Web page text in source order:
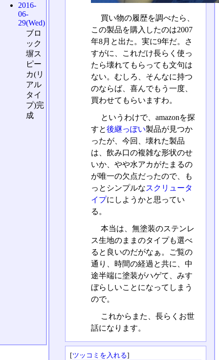
買い物の履歴を調べたら、
この製品を購入したのは2007
年8月と出た。実に9年だ。さ
すがに、これだけ長らく使っ
たら壊れてもらっても文句は
ない。むしろ、そんなに持つ
のならば、喜んでもう一度、
買わせてもらいますわ。
というわけで、amazonを探
すと後継っぽい製品が見つか
ったが、今回、壊れた製品
は、飲み口の複雑な形状のせ
いか、やや水アカがたまるの
が唯一の欠点だったので、も
っとシンプルなスクリュータ
イプにしようかと思ってい
る。
本当は、無塗装のステンレ
ス生地のままのタイプも選べ
ると良いのだがなぁ。ご覧の
通り、時間の経過と共に、中
途半端に塗装がハゲて、みす
ぼらしいことになってしまう
ので。
これからまた、長らくお世
話になります。
[ツッコミを入れる]
2016-
06-
29(Wed)
ブロ
ック
塀ス
ピー
カ(リ
アル
タイ
プ)完
成